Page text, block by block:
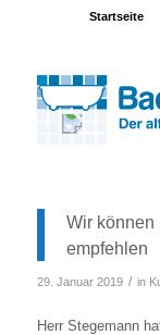
Startseite
Wir können
empfehlen
29. Januar 2019 / in
Herr Stegemann